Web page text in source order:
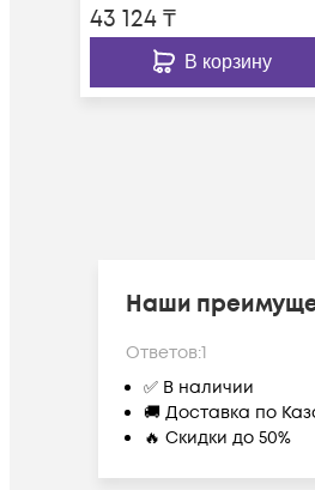
43 124₸
В корзину
Наши
Ответов:1
✅ В наличии
🚚 Доставка по
🔥 Скидки до 50%